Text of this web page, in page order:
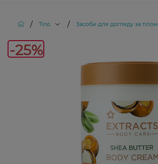
/ Тіло / Засоби для догляду за тілом
-25%